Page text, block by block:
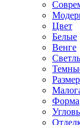
Цвет
Белые
Венге
Размер
Форма